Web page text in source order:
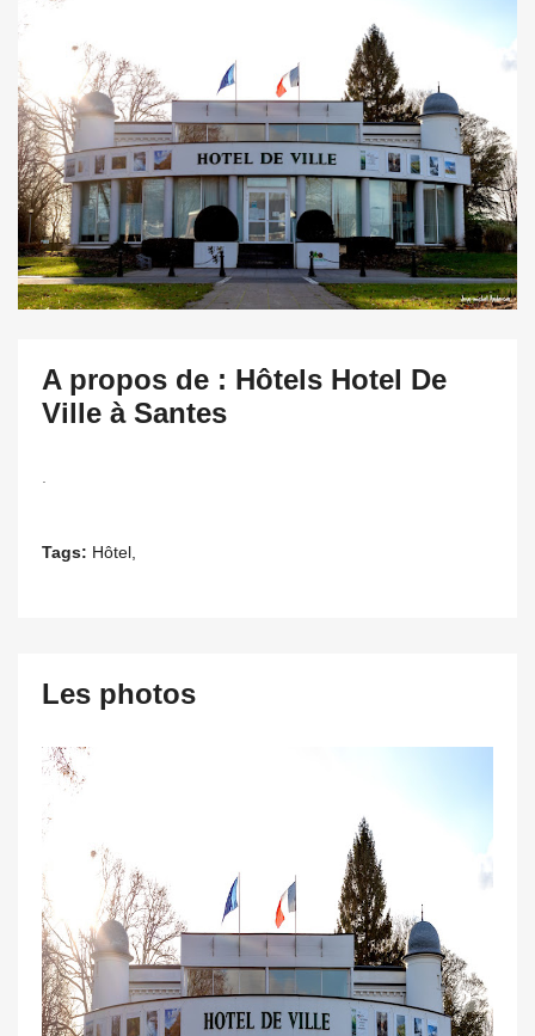
A propos de : Hôtels Hotel De
Ville à Santes
.
Tags: Hôtel,
Les photos